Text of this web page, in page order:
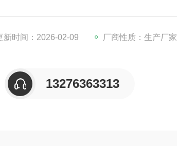
新时间：2026-02-09 厂商性质：生产厂家
13276363313